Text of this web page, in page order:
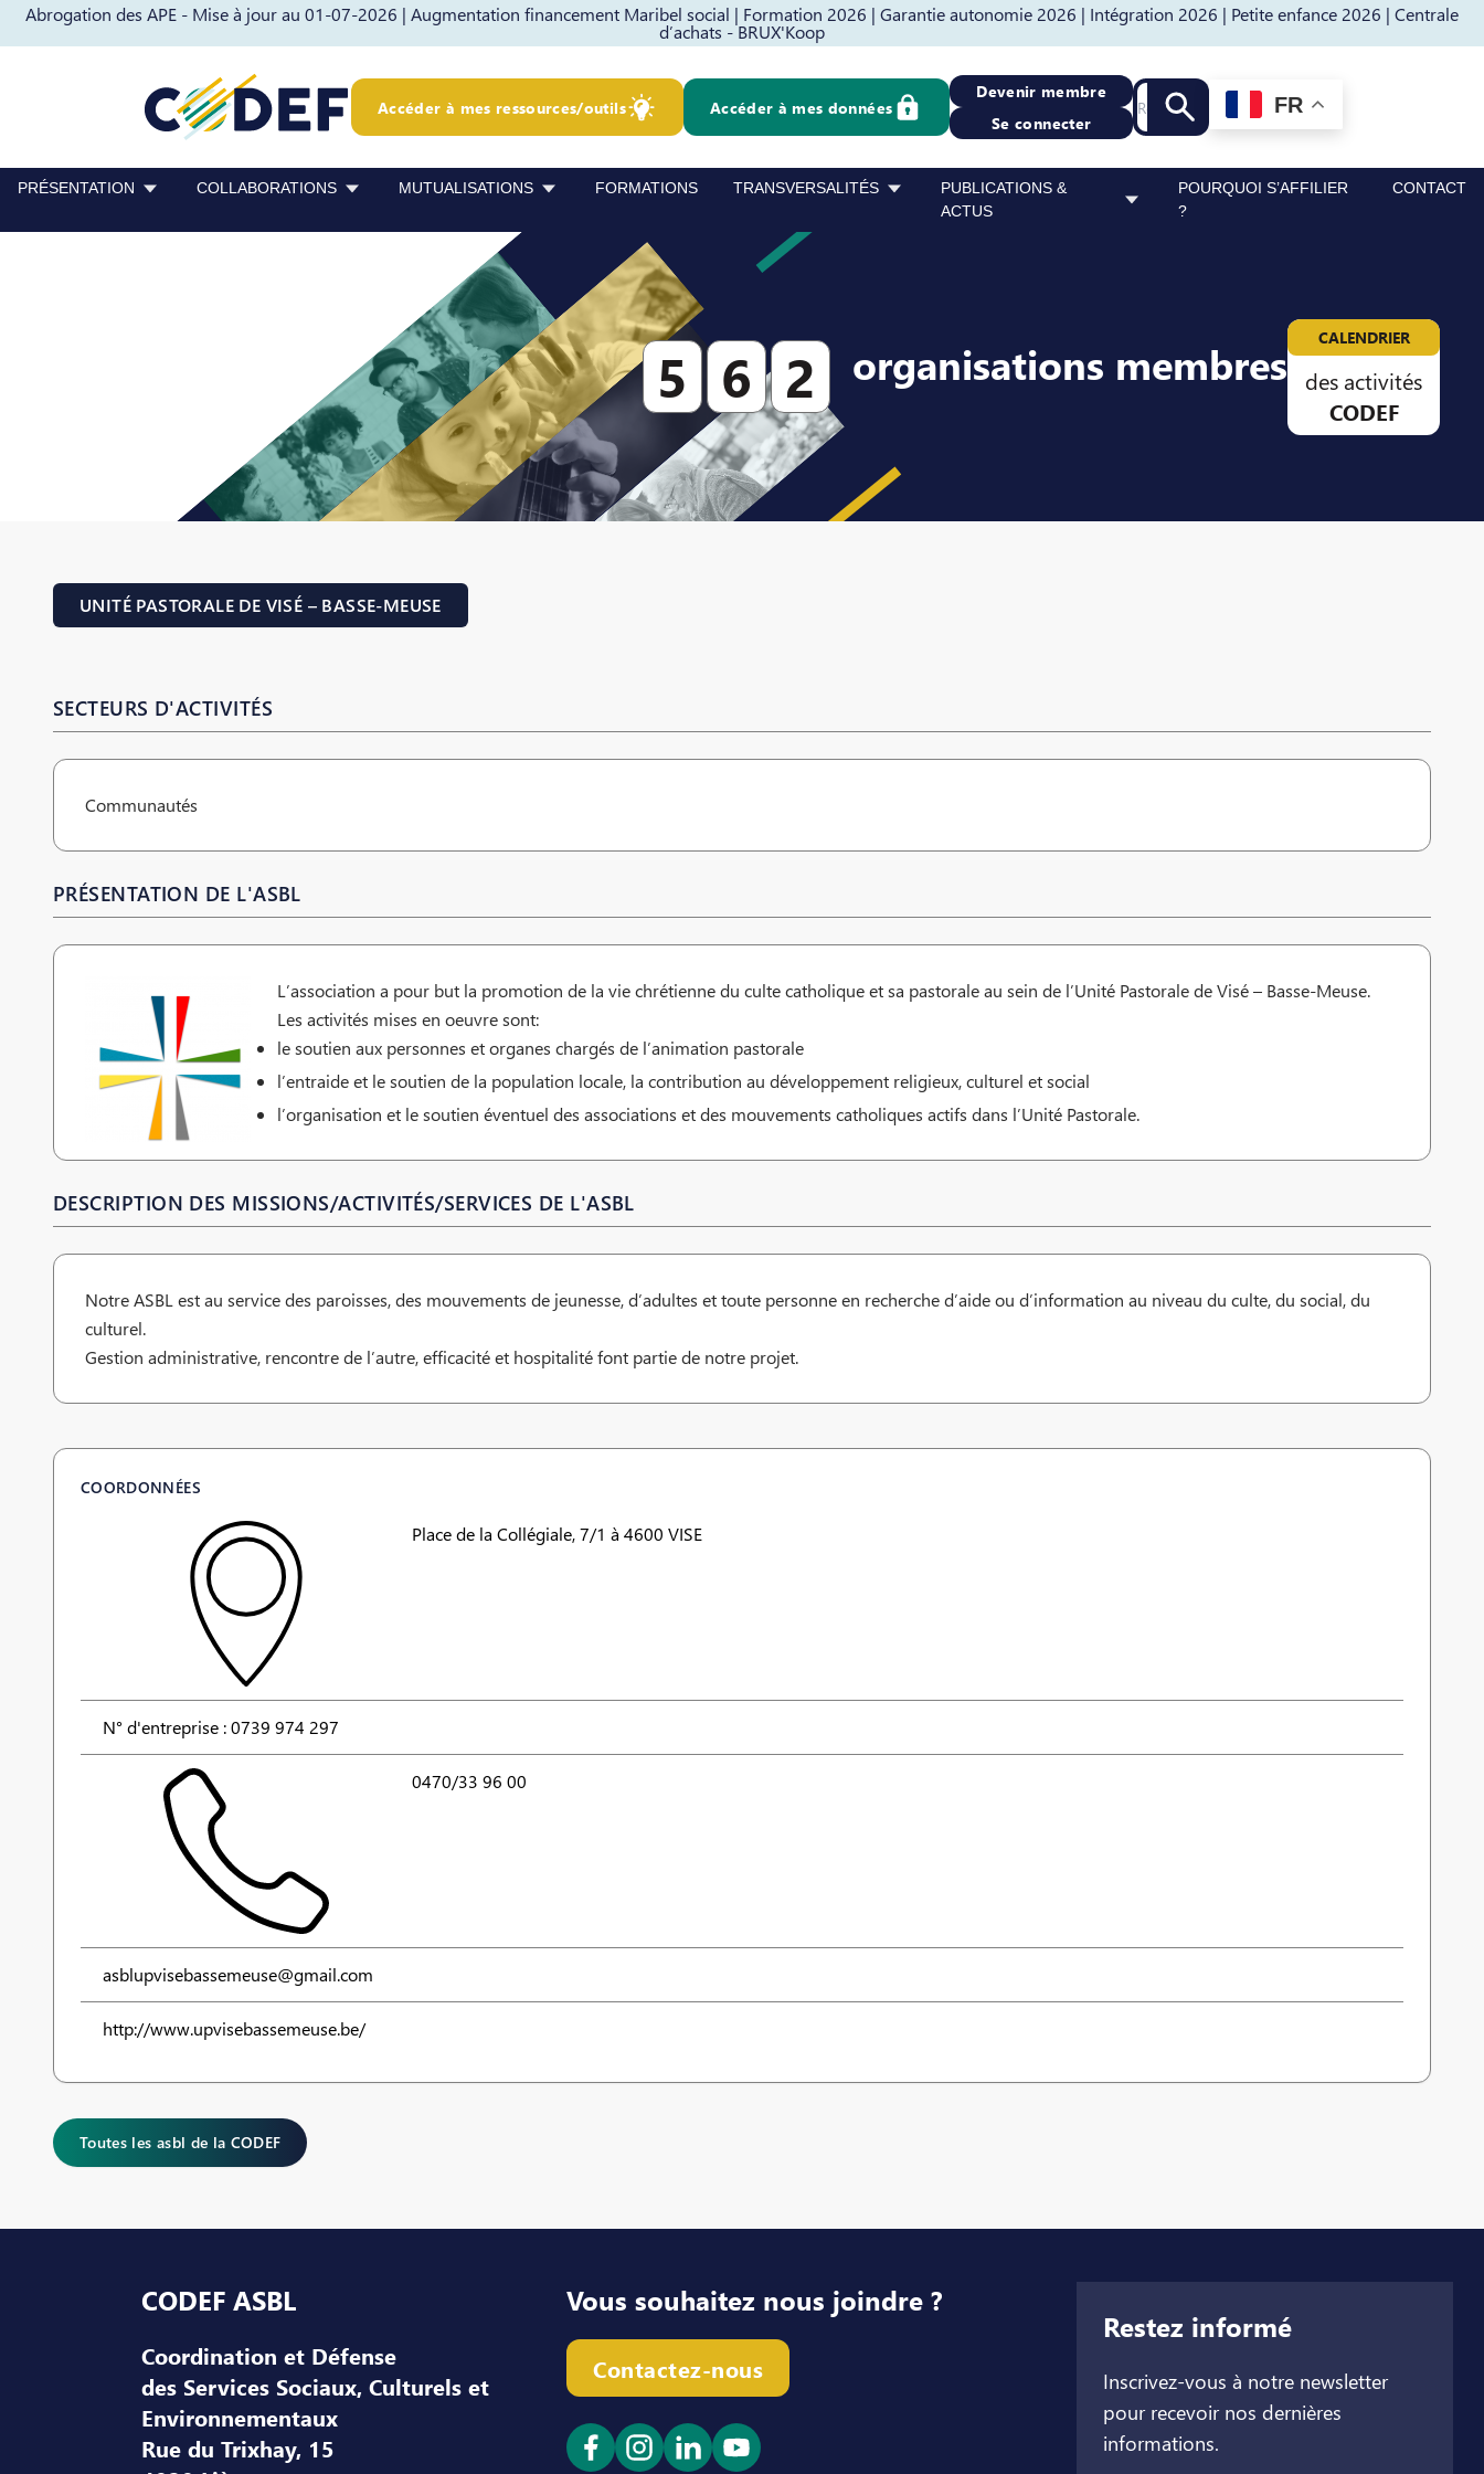
Abrogation des APE - Mise à jour au 01-07-2026 | Augmentation financement Maribel social | Formation 2026 | Garantie autonomie 2026 | Intégration 2026 | Petite enfance 2026 | Centrale
d’achats - BRUX'Koop
Passer au contenu Passer au pied de page
Accéder à mes ressources/outils Accéder à mes données
Devenir membre
Se connecter
Recherche
Lancer la recherche
FR
PRÉSENTATION COLLABORATIONS MUTUALISATIONS FORMATIONS TRANSVERSALITÉS
PUBLICATIONS &
ACTUS
POURQUOI S’AFFILIER
?
CONTACT
5 6 2 organisations membres CALENDRIER
des activités
CODEF
UNITÉ PASTORALE DE VISÉ – BASSE-MEUSE
SECTEURS D'ACTIVITÉS
Communautés
PRÉSENTATION DE L'ASBL
L’association a pour but la promotion de la vie chrétienne du culte catholique et sa pastorale au sein de l’Unité Pastorale de Visé – Basse-Meuse.
Les activités mises en oeuvre sont:
le soutien aux personnes et organes chargés de l’animation pastorale
l’entraide et le soutien de la population locale, la contribution au développement religieux, culturel et social
l’organisation et le soutien éventuel des associations et des mouvements catholiques actifs dans l’Unité Pastorale.
DESCRIPTION DES MISSIONS/ACTIVITÉS/SERVICES DE L'ASBL
Notre ASBL est au service des paroisses, des mouvements de jeunesse, d’adultes et toute personne en recherche d’aide ou d’information au niveau du culte, du social, du
culturel.
Gestion administrative, rencontre de l’autre, efficacité et hospitalité font partie de notre projet.
COORDONNÉES
Place de la Collégiale, 7/1 à 4600 VISE
N° d'entreprise : 0739 974 297
0470/33 96 00
asblupvisebassemeuse@gmail.com
http://www.upvisebassemeuse.be/
Toutes les asbl de la CODEF
Pied de page
CODEF ASBL
Coordination et Défense
des Services Sociaux, Culturels et
Environnementaux
Rue du Trixhay, 15
Vous souhaitez nous joindre ?
Contactez-nous
Ouvrir le lien dans un nouvel onglet
Ouvrir le lien dans un nouvel onglet
Ouvrir le lien dans un nouvel onglet
Ouvrir le lien dans un nouvel onglet
Restez informé
Inscrivez-vous à notre newsletter
pour recevoir nos dernières
informations.